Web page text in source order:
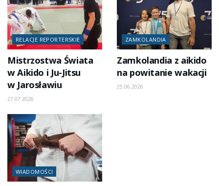
RELACJE REPORTERSKIE
Mistrzostwa Świata
w Aikido i Ju-Jitsu
w Jarosławiu
27.07.2026
ZAMKOLANDIA
Zamkolandia z aikido
na powitanie wakacji
25.06.2026
WIADOMOŚCI